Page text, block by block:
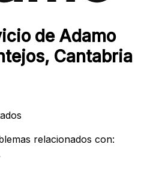
de Adamo
Cantabria
relacionados con: